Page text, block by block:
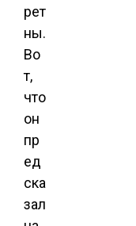
рет
ны.
Во
т,
что
он
пр
ед
ска
зал